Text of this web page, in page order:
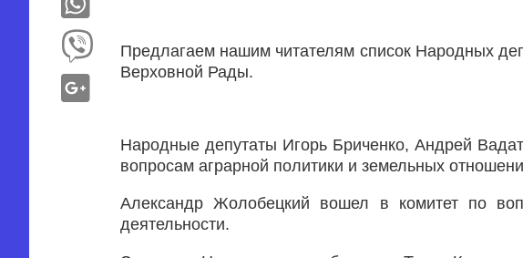
Предлагаем нашим читателям список Народных
Верховной Рады.
Народные депутаты Игорь Бриченко, Андрей
вопросам аграрной политики и земельных
Александр Жолобецкий вошел в комитет по
деятельности.